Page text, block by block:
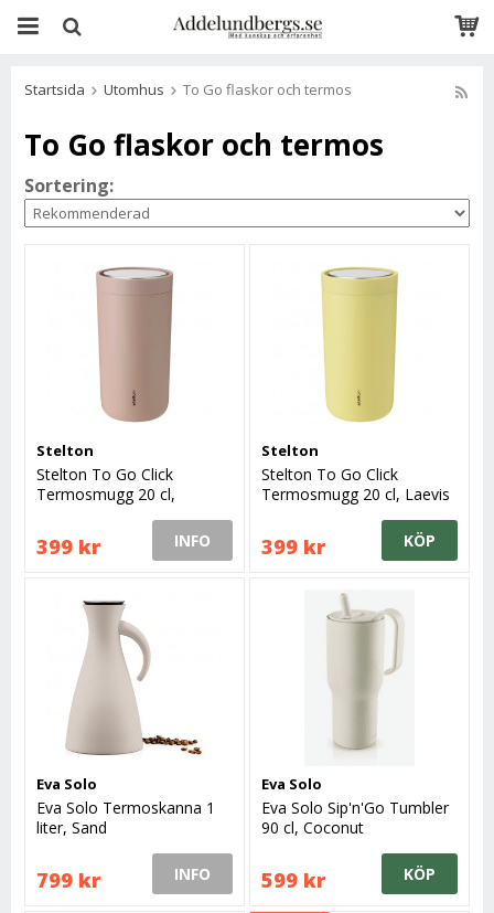
Startsida Utomhus To Go flaskor och termos
To Go flaskor och termos
Sortering:
Stelton
Stelton To Go Click
Termosmugg 20 cl,
399 kr INFO
Stelton
Stelton To Go Click
Termosmugg 20 cl, Laevis
399 kr KÖP
Eva Solo
Eva Solo Termoskanna 1
liter, Sand
799 kr INFO
Eva Solo
Eva Solo Sip'n'Go Tumbler
90 cl, Coconut
599 kr KÖP